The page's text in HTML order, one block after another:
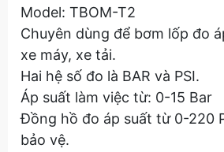
Model: TBOM-T2
Chuyên dùng để bơm lốp đo
xe máy, xe tải.
Hai hệ số đo là BAR và PSI.
Áp suất làm việc từ: 0-15 Bar
Đồng hồ đo áp suất từ 0-220
bảo vệ.